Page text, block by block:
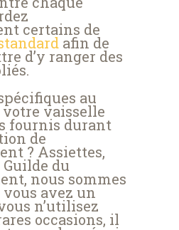
certains de
afin de
d’y ranger des
au
vaisselle
fournis durant
de
? Assiettes,
du
nous sommes
avez un
n’utilisez
occasions, il